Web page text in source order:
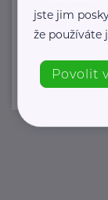
jste jim
že používáte
Povolit